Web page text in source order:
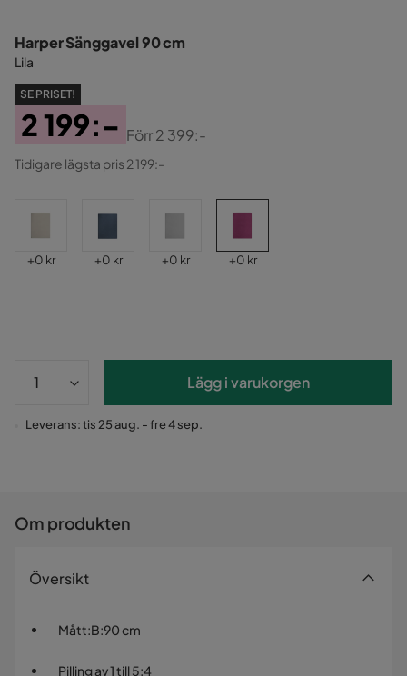
Harper Sänggavel 90 cm
Lila
SE PRISET!
Pris
2 199:-
Original
Förr2 399:-
Tidigare lägsta pris 2 199:-
Pris
+0 kr Pris
+0 kr Pris
+0 kr Pris
+0 kr
Lägg i varukorgen
Leverans: tis 25 aug. - fre 4 sep.
Om produkten
Översikt
Mått:B:90 cm
Pilling av 1 till 5:4